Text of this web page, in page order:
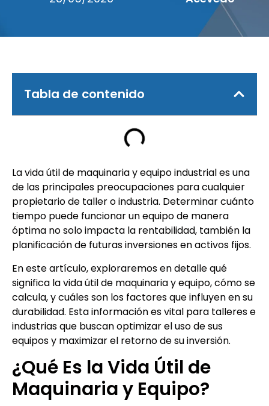
Tabla de contenido
La vida útil de maquinaria y equipo industrial es una
de las principales preocupaciones para cualquier
propietario de taller o industria. Determinar cuánto
tiempo puede funcionar un equipo de manera
óptima no solo impacta la rentabilidad, también la
planificación de futuras inversiones en activos fijos.
En este artículo, exploraremos en detalle qué
significa la vida útil de maquinaria y equipo, cómo se
calcula, y cuáles son los factores que influyen en su
durabilidad. Esta información es vital para talleres e
industrias que buscan optimizar el uso de sus
equipos y maximizar el retorno de su inversión.
¿Qué Es la Vida Útil de
Maquinaria y Equipo?